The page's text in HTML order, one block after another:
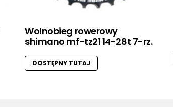
Wolnobieg rowerowy
shimano mf-tz21 14-28t 7-rz.
DOSTĘPNY TUTAJ